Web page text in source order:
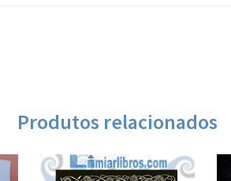
Produtos relacionados